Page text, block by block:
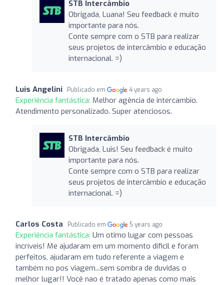
STB Intercâmbio
Obrigada, Luana! Seu feedback é muito
importante para nós.
Conte sempre com o STB para realizar
seus projetos de intercâmbio e educação
internacional. =)
Luis Angelini Publicado em 4 years ago
Experiência fantástica: Melhor agência de intercambio.
Atendimento personalizado. Super atenciosos.
STB Intercâmbio
Obrigada, Luis! Seu feedback é muito
importante para nós.
Conte sempre com o STB para realizar
seus projetos de intercâmbio e educação
internacional. =)
Carlos Costa Publicado em 5 years ago
Experiência fantástica: Um otimo lugar com pessoas
incríveis! Me ajudaram em um momento dificil e foram
perfeitos, ajudaram em tudo referente a viagem e
também no pos viagem...sem sombra de duvidas o
melhor lugar!! Você nao é tratado apenas como mais